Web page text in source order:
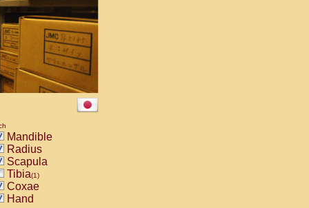
Mandible
Radius
Scapula
Tibia(1)
Coxae
Hand